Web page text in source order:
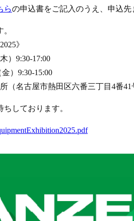
らの申込書をご記入のうえ、申込先
》
）9:30-17:00
15:00
（名古屋市熱田区六番三丁目4番41
しております。